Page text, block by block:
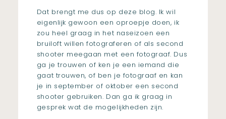
Dat brengt me dus op deze blog. Ik wil
eigenlijk gewoon een oproepje doen, ik
zou heel graag in het naseizoen een
bruiloft willen fotograferen of als second
shooter meegaan met een fotograaf. Dus
ga je trouwen of ken je een iemand die
gaat trouwen, of ben je fotograaf en kan
je in september of oktober een second
shooter gebruiken. Dan ga ik graag in
gesprek wat de mogelijkheden zijn.